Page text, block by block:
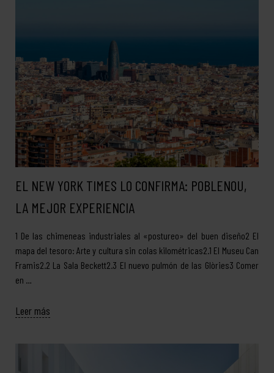
EL NEW YORK TIMES LO CONFIRMA: POBLENOU,
LA MEJOR EXPERIENCIA
1 De las chimeneas industriales al «postureo» del buen diseño2 El
mapa del tesoro: Arte y cultura sin colas kilométricas2.1 El Museu Can
Framis2.2 La Sala Beckett2.3 El nuevo pulmón de las Glòries3 Comer
en …
Leer más